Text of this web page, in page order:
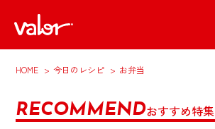
HOME 今日のレシピ お弁当
RECOMMENDおすすめ特集